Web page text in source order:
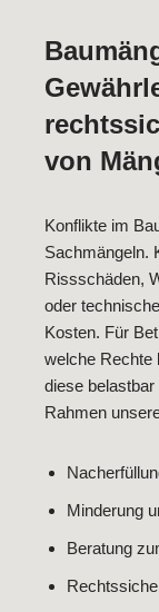
von
Konflikte im
Sachmängeln.
Rissschäden,
oder
Kosten. Für
welche Rechte
diese
Rahmen
Minderung
Beratung